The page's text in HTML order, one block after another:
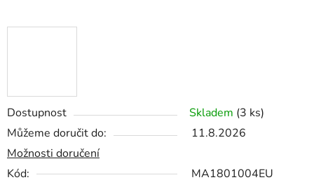
Dostupnost Skladem (3 ks)
Můžeme doručit do:
11.8.2026
Možnosti doručení
Kód:
MA1801004EU